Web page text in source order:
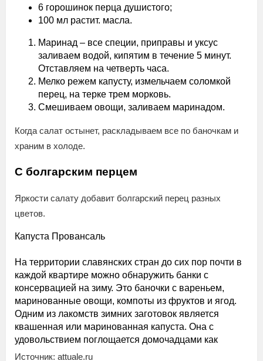
6 горошинок перца душистого;
100 мл растит. масла.
Маринад – все специи, приправы и уксус
заливаем водой, кипятим в течение 5 минут.
Отставляем на четверть часа.
Мелко режем капусту, измельчаем соломкой
перец, на терке трем морковь.
Смешиваем овощи, заливаем маринадом.
Когда салат остынет, раскладываем все по баночкам и
храним в холоде.
С болгарским перцем
Яркости салату добавит болгарский перец разных
цветов.
Капуста Провансаль
На территории славянских стран до сих пор почти в
каждой квартире можно обнаружить банки с
консервацией на зиму. Это баночки с вареньем,
маринованные овощи, компоты из фруктов и ягод.
Одним из лакомств зимних заготовок является
квашенная или маринованная капуста. Она с
удовольствием поглощается домочадцами как
Источник: attuale.ru